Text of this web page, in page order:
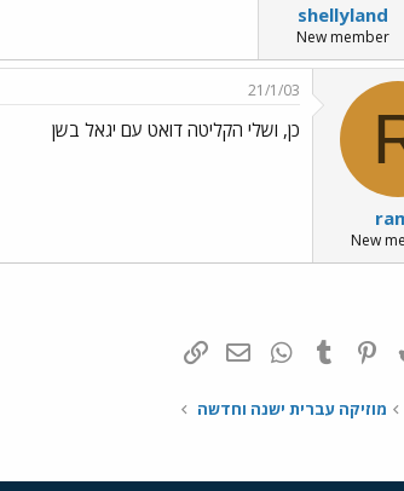
shellyland
New member
New
21/1/03
כן, ושלי הקליטה דואט עם יגאל בשן
Reddit
Pinterest
Tumblr
WhatsAppדואר אלקטרוני
מוזיקה עברית ישנה וחדשה